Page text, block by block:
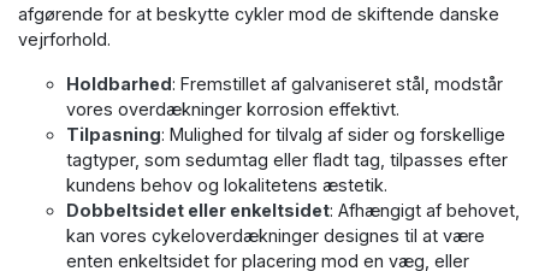
afgørende for at beskytte cykler mod de skiftende danske
vejrforhold.
Holdbarhed: Fremstillet af galvaniseret stål, modstår
vores overdækninger korrosion effektivt.
Tilpasning: Mulighed for tilvalg af sider og forskellige
tagtyper, som sedumtag eller fladt tag, tilpasses efter
kundens behov og lokalitetens æstetik.
Dobbeltsidet eller enkeltsidet: Afhængigt af behovet,
kan vores cykeloverdækninger designes til at være
enten enkeltsidet for placering mod en væg, eller